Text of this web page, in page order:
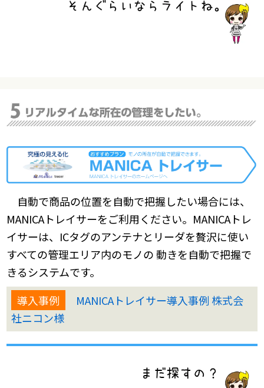
自動で商品の位置を自動で把握したい場合には、
MANICAトレイサーをご利用ください。MANICAトレ
イサーは、ICタグのアンテナとリーダを贅沢に使い
すべての管理エリア内のモノの 動きを自動で把握で
きるシステムです。
導入事例
MANICAトレイサー導入事例 株式会
社ニコン様